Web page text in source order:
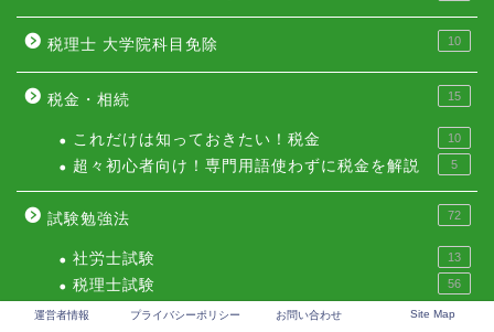
税理士 大学院科目免除 10
税金・相続 15
これだけは知っておきたい！税金 10
超々初心者向け！専門用語使わずに税金を解説 5
試験勉強法 72
社労士試験 13
税理士試験 56
運営者情報 プライバシーポリシー お問い合わせ Site Map